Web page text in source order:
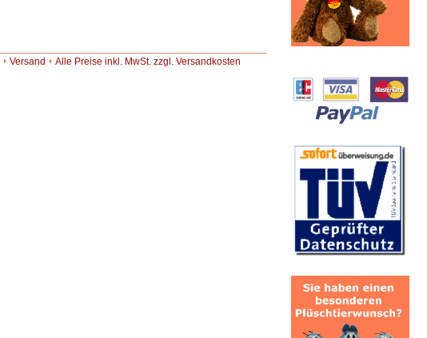
Versand Alle Preise inkl. MwSt. zzgl. Versandkosten